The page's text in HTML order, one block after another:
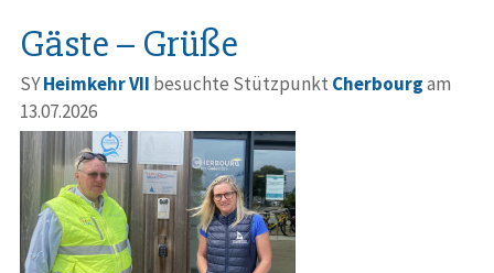
Gäste – Grüße
SYHeimkehr VII besuchte Stützpunkt Cherbourgam
13.07.2026